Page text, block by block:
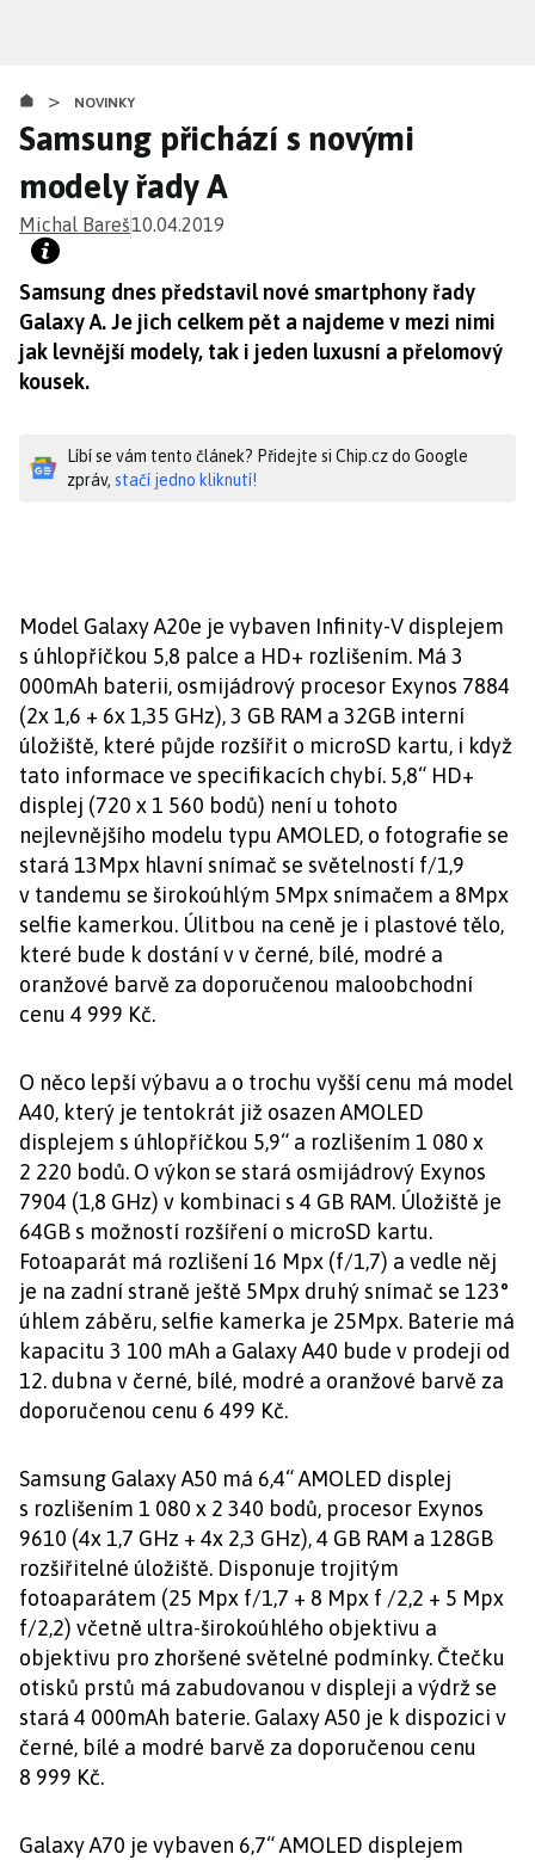
obsahu
> NOVINKY
Samsung přichází s novými
modely řady A
Michal Bareš10.04.2019
Samsung dnes představil nové smartphony řady
Galaxy A. Je jich celkem pět a najdeme v mezi nimi
jak levnější modely, tak i jeden luxusní a přelomový
kousek.
Líbí se vám tento článek? Přidejte si Chip.cz do Google
zpráv, stačí jedno kliknutí!
Model Galaxy A20e je vybaven Infinity-V displejem
s úhlopříčkou 5,8 palce a HD+ rozlišením. Má 3
000mAh baterii, osmijádrový procesor Exynos 7884
(2x 1,6 + 6x 1,35 GHz), 3 GB RAM a 32GB interní
úložiště, které půjde rozšířit o microSD kartu, i když
tato informace ve specifikacích chybí. 5,8“ HD+
displej (720 x 1 560 bodů) není u tohoto
nejlevnějšího modelu typu AMOLED, o fotografie se
stará 13Mpx hlavní snímač se světelností f/1,9
v tandemu se širokoúhlým 5Mpx snímačem a 8Mpx
selfie kamerkou. Úlitbou na ceně je i plastové tělo,
které bude k dostání v v černé, bílé, modré a
oranžové barvě za doporučenou maloobchodní
cenu 4 999 Kč.
O něco lepší výbavu a o trochu vyšší cenu má model
A40, který je tentokrát již osazen AMOLED
displejem s úhlopříčkou 5,9“ a rozlišením 1 080 x
2 220 bodů. O výkon se stará osmijádrový Exynos
7904 (1,8 GHz) v kombinaci s 4 GB RAM. Úložiště je
64GB s možností rozšíření o microSD kartu.
Fotoaparát má rozlišení 16 Mpx (f/1,7) a vedle něj
je na zadní straně ještě 5Mpx druhý snímač se 123°
úhlem záběru, selfie kamerka je 25Mpx. Baterie má
kapacitu 3 100 mAh a Galaxy A40 bude v prodeji od
12. dubna v černé, bílé, modré a oranžové barvě za
doporučenou cenu 6 499 Kč.
Samsung Galaxy A50 má 6,4“ AMOLED displej
s rozlišením 1 080 x 2 340 bodů, procesor Exynos
9610 (4x 1,7 GHz + 4x 2,3 GHz), 4 GB RAM a 128GB
rozšiřitelné úložiště. Disponuje trojitým
fotoaparátem (25 Mpx f/1,7 + 8 Mpx f /2,2 + 5 Mpx
f/2,2) včetně ultra-širokoúhlého objektivu a
objektivu pro zhoršené světelné podmínky. Čtečku
otisků prstů má zabudovanou v displeji a výdrž se
stará 4 000mAh baterie. Galaxy A50 je k dispozici v
černé, bílé a modré barvě za doporučenou cenu
8 999 Kč.
Galaxy A70 je vybaven 6,7“ AMOLED displejem